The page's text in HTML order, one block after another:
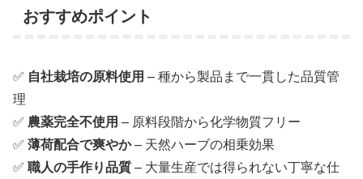
おすすめポイント
✅ 自社栽培の原料使用 – 種から製品まで一貫した品質管
理
✅ 農薬完全不使用 – 原料段階から化学物質フリー
✅ 薄荷配合で爽やか– 天然ハーブの相乗効果
✅ 職人の手作り品質– 大量生産では得られない丁寧な仕